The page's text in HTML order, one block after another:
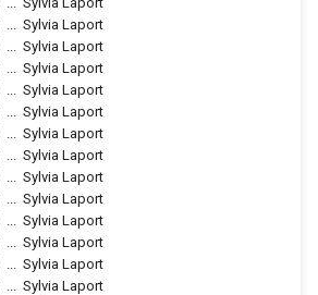
Sylvia Laport
Sylvia Laport
Sylvia Laport
Sylvia Laport
Sylvia Laport
Sylvia Laport
Sylvia Laport
Sylvia Laport
Sylvia Laport
Sylvia Laport
Sylvia Laport
Sylvia Laport
Sylvia Laport